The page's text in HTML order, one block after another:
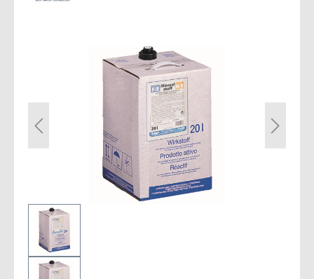
Bildergalerie überspringen